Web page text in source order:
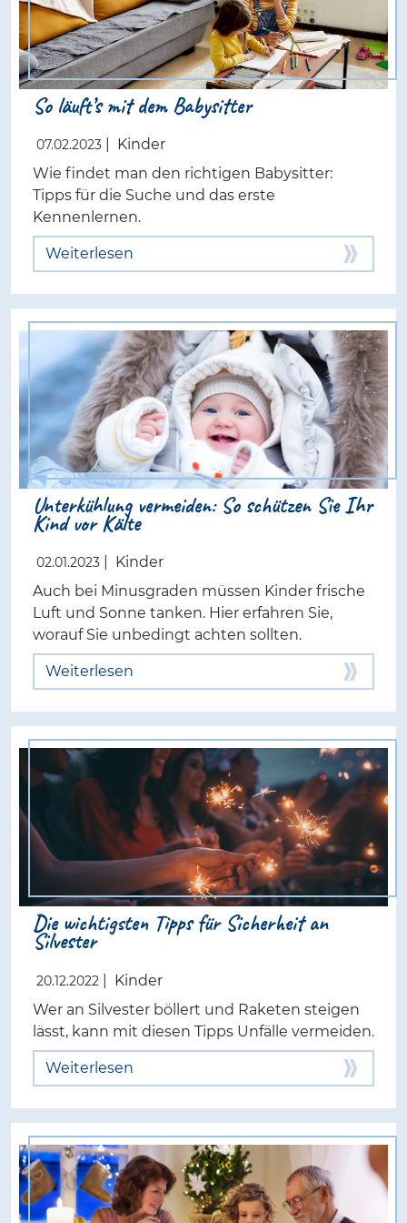
So läuft’s mit dem Babysitter
07.02.2023
Kinder
Wie findet man den richtigen Babysitter:
Tipps für die Suche und das erste
Kennenlernen.
Weiterlesen
Unterkühlung vermeiden: So schützen Sie Ihr
Kind vor Kälte
02.01.2023
Kinder
Auch bei Minusgraden müssen Kinder frische
Luft und Sonne tanken. Hier erfahren Sie,
worauf Sie unbedingt achten sollten.
Weiterlesen
Die wichtigsten Tipps für Sicherheit an
Silvester
20.12.2022
Kinder
Wer an Silvester böllert und Raketen steigen
lässt, kann mit diesen Tipps Unfälle vermeiden.
Weiterlesen